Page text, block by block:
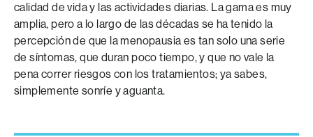
calidad de vida y las actividades diarias. La gama es muy
amplia, pero a lo largo de las décadas se ha tenido la
percepción de que la menopausia es tan solo una serie
de síntomas, que duran poco tiempo, y que no vale la
pena correr riesgos con los tratamientos; ya sabes,
simplemente sonríe y aguanta.